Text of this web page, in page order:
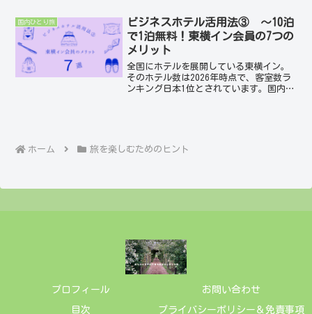
て方、準備の方法などを私の現在実行中
の例でご紹介します。...
国内ひとり旅
ビジネスホテル活用法③ ～10泊
で1泊無料！東横イン会員の7つの
メリット
全国にホテルを展開している東横イン。
そのホテル数は2026年時点で、客室数ラ
ンキング日本1位とされています。国内：
ホーム
旅を楽しむためのヒント
プロフィール お問い合わせ
目次 プライバシーポリシー＆免責事項